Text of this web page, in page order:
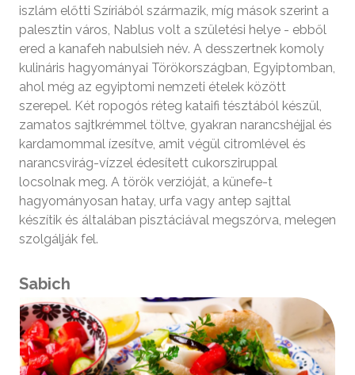
iszlám előtti Szíriából származik, míg mások szerint a
palesztin város, Nablus volt a születési helye - ebből
ered a kanafeh nabulsieh név. A desszertnek komoly
kulináris hagyományai Törökországban, Egyiptomban,
ahol még az egyiptomi nemzeti ételek között
szerepel. Két ropogós réteg kataifi tésztából készül,
zamatos sajtkrémmel töltve, gyakran narancshéjjal és
kardamommal ízesítve, amit végül citromlével és
narancsvirág-vízzel édesített cukorsziruppal
locsolnak meg. A török verzióját, a künefe-t
hagyományosan hatay, urfa vagy antep sajttal
készítik és általában pisztáciával megszórva, melegen
szolgálják fel.
Sabich